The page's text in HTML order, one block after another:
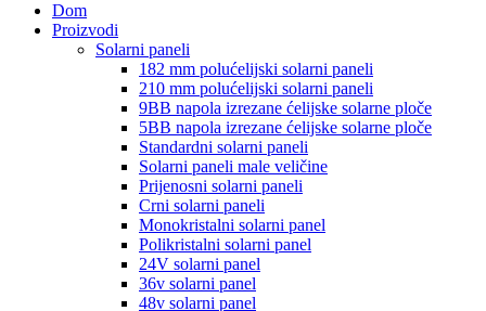
Dom
Proizvodi
Solarni paneli
182 mm polućelijski solarni paneli
210 mm polućelijski solarni paneli
9BB napola izrezane ćelijske solarne ploče
5BB napola izrezane ćelijske solarne ploče
Standardni solarni paneli
Solarni paneli male veličine
Prijenosni solarni paneli
Crni solarni paneli
Monokristalni solarni panel
Polikristalni solarni panel
24V solarni panel
36v solarni panel
48v solarni panel